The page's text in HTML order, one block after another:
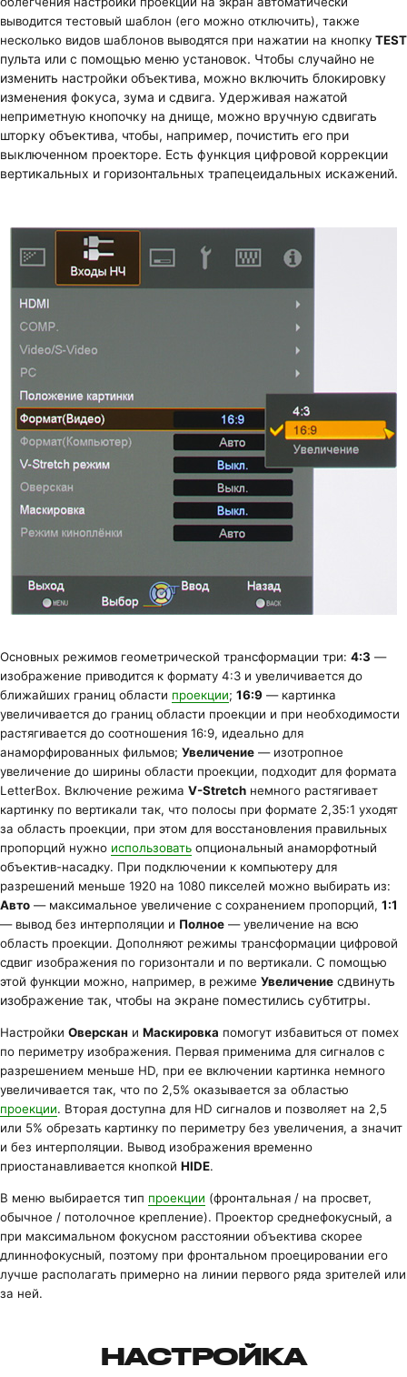
выводится тестовый шаблон (его можно отключить), также
несколько видов шаблонов выводятся при нажатии на кнопку TEST
пульта или с помощью меню установок. Чтобы случайно не
изменить настройки объектива, можно включить блокировку
изменения фокуса, зума и сдвига. Удерживая нажатой
неприметную кнопочку на днище, можно вручную сдвигать
шторку объектива, чтобы, например, почистить его при
выключенном проекторе. Есть функция цифровой коррекции
вертикальных и горизонтальных трапецеидальных искажений.
Основных режимов геометрической трансформации три: 4:3 —
изображение приводится к формату 4:3 и увеличивается до
ближайших границ области проекции; 16:9 — картинка
увеличивается до границ области проекции и при необходимости
растягивается до соотношения 16:9, идеально для
анаморфированных фильмов; Увеличение — изотропное
увеличение до ширины области проекции, подходит для формата
LetterBox. Включение режима V-Stretch немного растягивает
картинку по вертикали так, что полосы при формате 2,35:1 уходят
за область проекции, при этом для восстановления правильных
пропорций нужно использовать опциональный анаморфотный
объектив-насадку. При подключении к компьютеру для
разрешений меньше 1920 на 1080 пикселей можно выбирать из:
Авто — максимальное увеличение с сохранением пропорций, 1:1
— вывод без интерполяции и Полное — увеличение на всю
область проекции. Дополняют режимы трансформации цифровой
сдвиг изображения по горизонтали и по вертикали. С помощью
этой функции можно, например, в режиме Увеличение сдвинуть
изображение так, чтобы на экране поместились субтитры.
Настройки Оверскан и Маскировка помогут избавиться от помех
по периметру изображения. Первая применима для сигналов с
разрешением меньше HD, при ее включении картинка немного
увеличивается так, что по 2,5% оказывается за областью
проекции. Вторая доступна для HD сигналов и позволяет на 2,5
или 5% обрезать картинку по периметру без увеличения, а значит
и без интерполяции. Вывод изображения временно
приостанавливается кнопкой HIDE.
В меню выбирается тип проекции (фронтальная / на просвет,
обычное / потолочное крепление). Проектор среднефокусный, а
при максимальном фокусном расстоянии объектива скорее
длиннофокусный, поэтому при фронтальном проецировании его
лучше располагать примерно на линии первого ряда зрителей или
за ней.
НАСТРОЙКА